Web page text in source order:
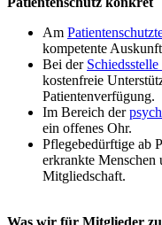
Am
kompetente
Bei der
kostenfreie
Patientenverfügung.
Im Bereich der
ein offenes Ohr.
Pflegebedürftige ab
erkrankte Menschen
Mitgliedschaft.
Was wir für Mitglieder